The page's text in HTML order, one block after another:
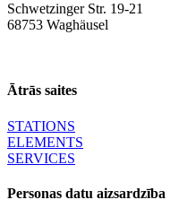
Schwetzinger Str. 19-21
68753 Waghäusel
Ātrās saites
STATIONS
ELEMENTS
SERVICES
Personas datu aizsardzība